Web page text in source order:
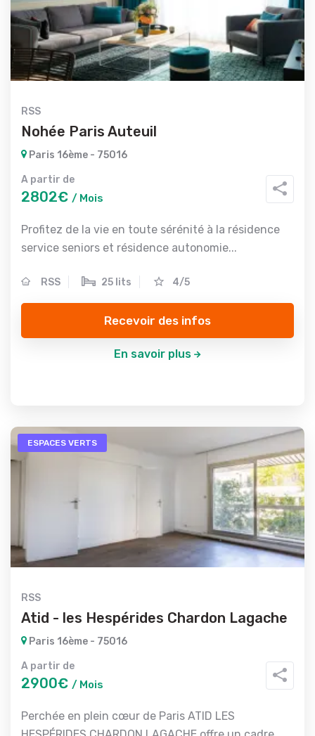
RSS
Nohée Paris Auteuil
Paris 16ème - 75016
A partir de
2802€ / Mois
Profitez de la vie en toute sérénité à la résidence
service seniors et résidence autonomie...
RSS 25 lits 4/5
Recevoir des infos
En savoir plus
ESPACES VERTS
RSS
Atid - les Hespérides Chardon Lagache
Paris 16ème - 75016
A partir de
2900€ / Mois
Perchée en plein cœur de Paris ATID LES